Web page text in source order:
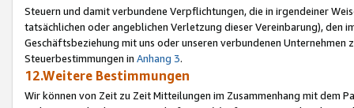
Steuern und damit verbundene Verpflichtungen, die in irgendeiner
tatsächlichen oder angeblichen Verletzung dieser Vereinbarung), den
Geschäftsbeziehung mit uns oder unseren verbundenen
Steuerbestimmungen in Anhang 3.
12.Weitere Bestimmungen
Wir können von Zeit zu Zeit Mitteilungen im Zusammenhang mit dem